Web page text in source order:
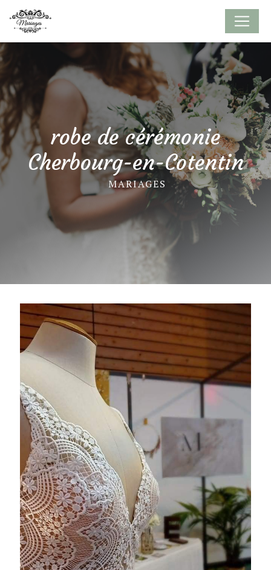
robe de cérémonie
Cherbourg-en-Cotentin
MARIAGES
Panneau de gestion des cookies